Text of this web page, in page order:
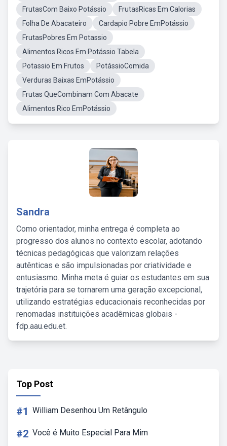
FrutasCom Baixo Potássio
FrutasRicas Em Calorias
Folha De Abacateiro
Cardapio Pobre EmPotássio
FrutasPobres Em Potassio
Alimentos Ricos Em Potássio Tabela
Potassio Em Frutos
PotássioComida
Verduras Baixas EmPotássio
Frutas QueCombinam Com Abacate
Alimentos Rico EmPotássio
Sandra
Como orientador, minha entrega é completa ao
progresso dos alunos no contexto escolar, adotando
técnicas pedagógicas que valorizam relações
autênticas e são impulsionadas por criatividade e
entusiasmo. Minha meta é guiar os estudantes em sua
trajetória para se tornarem uma geração excepcional,
utilizando estratégias educacionais reconhecidas por
renomadas instituições acadêmicas globais -
fdp.aau.edu.et.
Top Post
#1 William Desenhou Um Retângulo
#2 Você é Muito Especial Para Mim